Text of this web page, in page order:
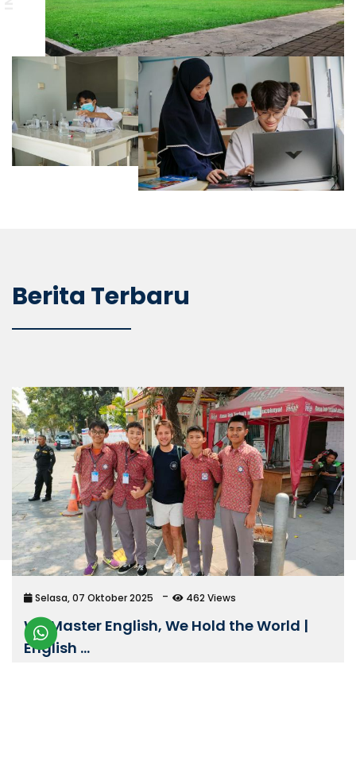
Berita Terbaru
Selasa, 07 Oktober 2025 462 Views
We Master English, We Hold the World |
English ...